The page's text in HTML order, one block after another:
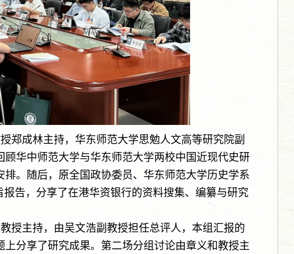
郑成林主持，华东师范大学思勉人文高等研究院副
华中师范大学与华东师范大学两校中国近现代史研
。随后，原全国政协委员、华东师范大学历史学系
告，分享了在港华资银行的资料搜集、编纂与研究
授主持，由吴文浩副教授担任总评人，本组汇报的
分享了研究成果。第二场分组讨论由章义和教授主